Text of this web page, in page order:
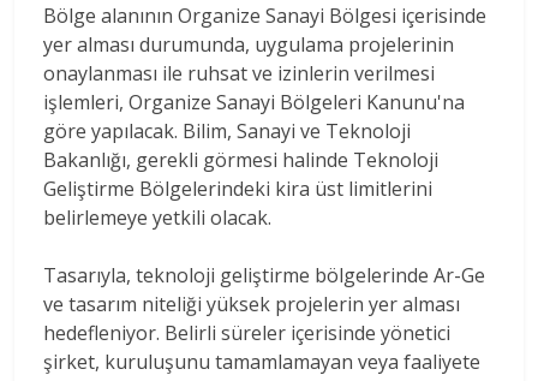
Bölge alanının Organize Sanayi Bölgesi içerisinde
yer alması durumunda, uygulama projelerinin
onaylanması ile ruhsat ve izinlerin verilmesi
işlemleri, Organize Sanayi Bölgeleri Kanunu'na
göre yapılacak. Bilim, Sanayi ve Teknoloji
Bakanlığı, gerekli görmesi halinde Teknoloji
Geliştirme Bölgelerindeki kira üst limitlerini
belirlemeye yetkili olacak.
Tasarıyla, teknoloji geliştirme bölgelerinde Ar-Ge
ve tasarım niteliği yüksek projelerin yer alması
hedefleniyor. Belirli süreler içerisinde yönetici
şirket, kuruluşunu tamamlamayan veya faaliyete